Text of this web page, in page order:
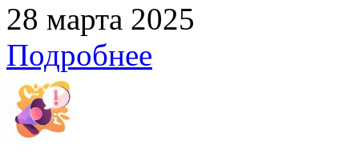
28 марта 2025
Подробнее